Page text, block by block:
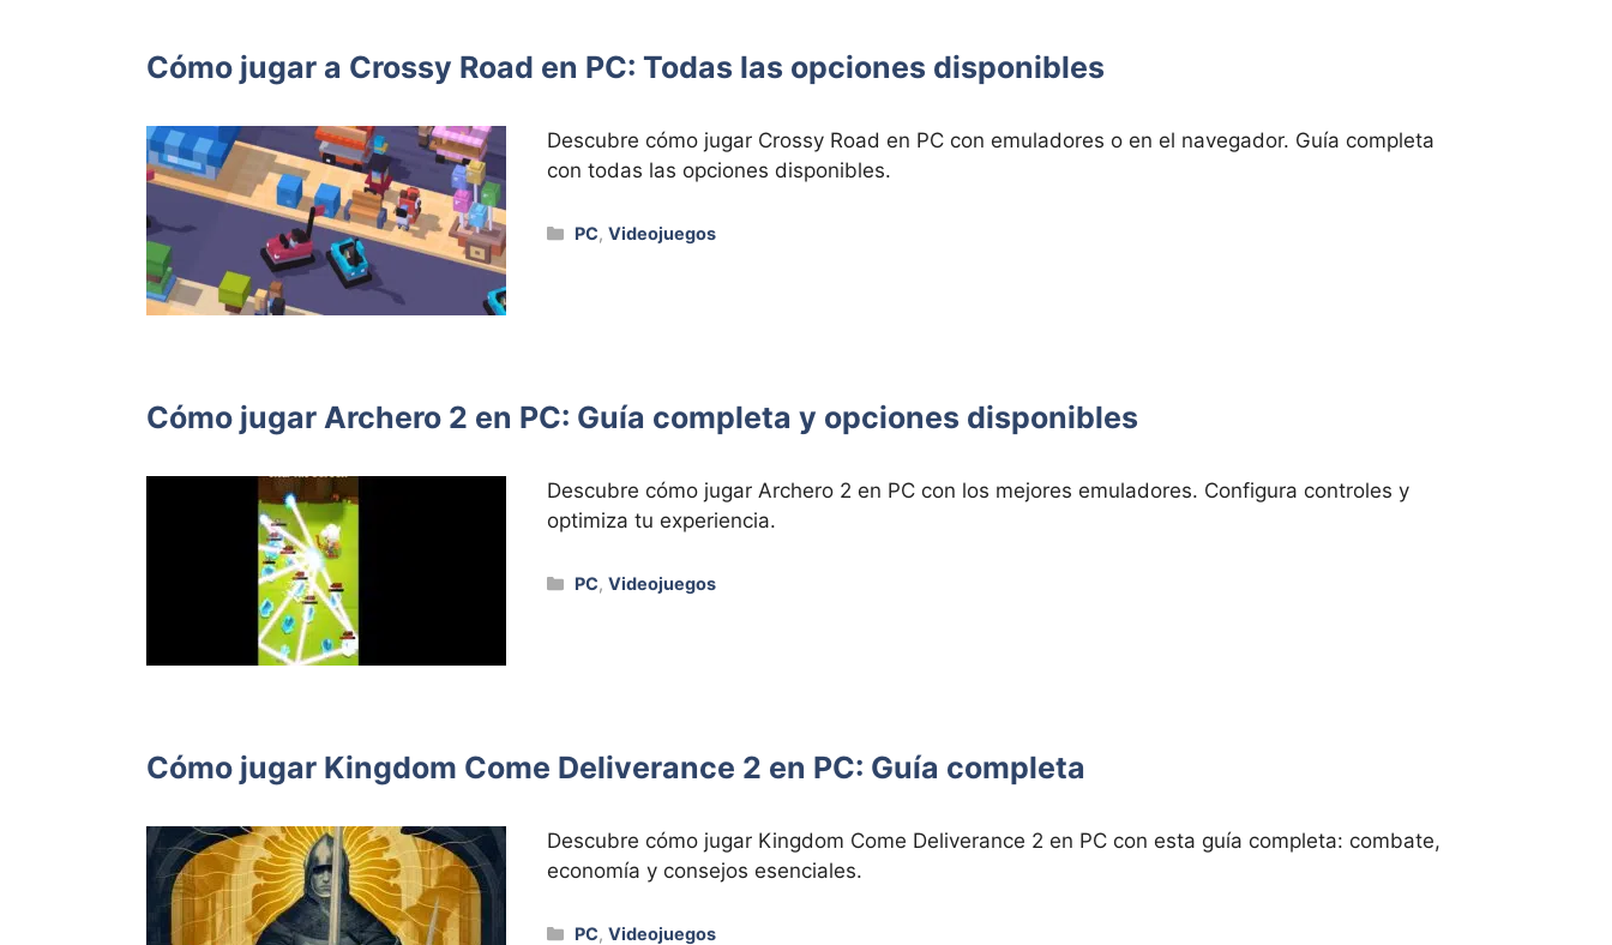
Cómo jugar a Crossy Road en PC: Todas las opciones disponibles
Descubre cómo jugar Crossy Road en PC con emuladores o en el navegador. Guía completa
con todas las opciones disponibles.
Categorías
PC,Videojuegos
Cómo jugar Archero 2 en PC: Guía completa y opciones disponibles
Descubre cómo jugar Archero 2 en PC con los mejores emuladores. Configura controles y
optimiza tu experiencia.
Categorías
PC,Videojuegos
Cómo jugar Kingdom Come Deliverance 2 en PC: Guía completa
Descubre cómo jugar Kingdom Come Deliverance 2 en PC con esta guía completa: combate,
economía y consejos esenciales.
Categorías
PC,Videojuegos